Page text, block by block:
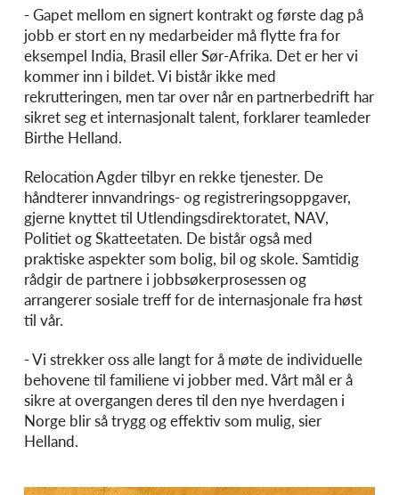
- Gapet mellom en signert kontrakt og første dag på
jobb er stort en ny medarbeider må flytte fra for
eksempel India, Brasil eller Sør-Afrika. Det er her vi
kommer inn i bildet. Vi bistår ikke med
rekrutteringen, men tar over når en partnerbedrift har
sikret seg et internasjonalt talent, forklarer teamleder
Birthe Helland.
Relocation Agder tilbyr en rekke tjenester. De
håndterer innvandrings- og registreringsoppgaver,
gjerne knyttet til Utlendingsdirektoratet, NAV,
Politiet og Skatteetaten. De bistår også med
praktiske aspekter som bolig, bil og skole. Samtidig
rådgir de partnere i jobbsøkerprosessen og
arrangerer sosiale treff for de internasjonale fra høst
til vår.
- Vi strekker oss alle langt for å møte de individuelle
behovene til familiene vi jobber med. Vårt mål er å
sikre at overgangen deres til den nye hverdagen i
Norge blir så trygg og effektiv som mulig, sier
Helland.